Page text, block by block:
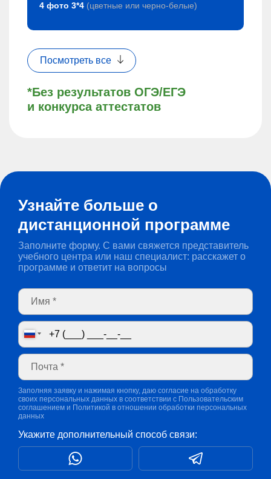
*Без результатов ОГЭ/ЕГЭ
и конкурса аттестатов
4 фото 3*4 (цветные или черно-белые)
Посмотреть все
Узнайте больше о
дистанционной программе
Заполните форму. С вами свяжется представитель
учебного центра или наш специалист: расскажет о
программе и ответит на вопросы
Заполняя заявку и нажимая кнопку, даю согласие на обработку
своих персональных данных в соответствии с Пользовательским
соглашением и Политикой в отношении обработки персональных
данных
Укажите дополнительный способ связи: